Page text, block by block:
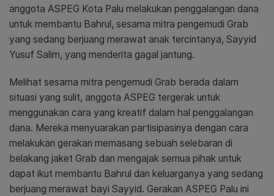
anggota ASPEG Kota Palu melakukan penggalangan dana
untuk membantu Bahrul, sesama mitra pengemudi Grab
yang sedang berjuang merawat anak tercintanya, Sayyid
Yusuf Salim, yang menderita gagal jantung.
Melihat sesama mitra pengemudi Grab berada dalam
situasi yang sulit, anggota ASPEG tergerak untuk
menggunakan cara yang kreatif dalam hal penggalangan
dana. Mereka menyuarakan partisipasinya dengan cara
melakukan gerakan memasang sebuah selebaran di
belakang jaket Grab dan mengajak semua pihak untuk
dapat ikut membantu Bahrul dan keluarganya yang sedang
berjuang merawat bayi Sayyid. Gerakan ASPEG Palu ini